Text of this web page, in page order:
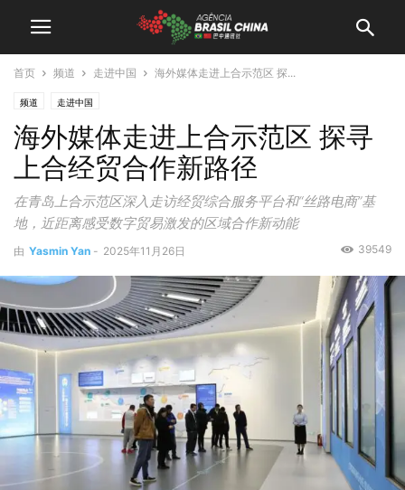
首页 频道 走进中国 海外媒体走进上合示范区 探...
频道 走进中国
海外媒体走进上合示范区 探寻
上合经贸合作新路径
在青岛上合示范区深入走访经贸综合服务平台和“丝路电商”基
地，近距离感受数字贸易激发的区域合作新动能
由 Yasmin Yan - 2025年11月26日 39549